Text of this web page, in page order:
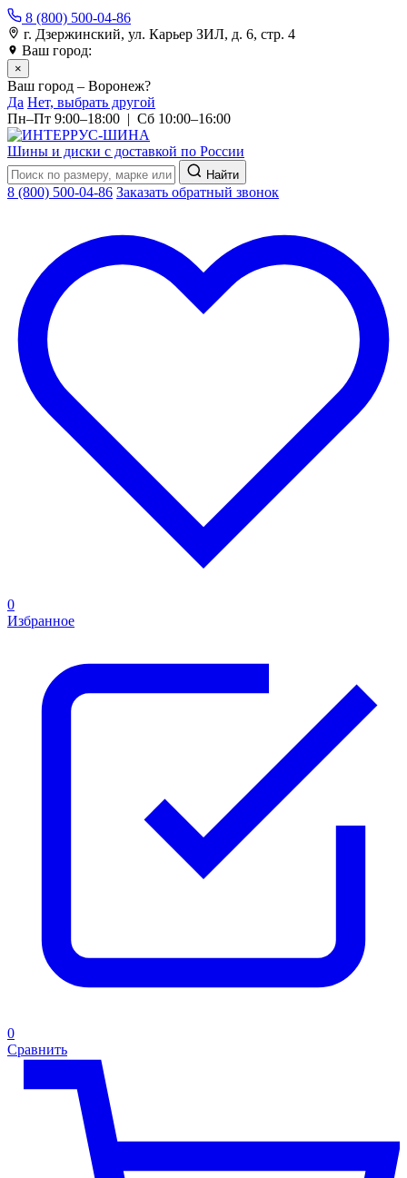
8 (800) 500-04-86
г. Дзержинский, ул. Карьер ЗИЛ, д. 6, стр. 4
Ваш город:
×
Ваш город – Воронеж?
Да Нет, выбрать другой
Пн–Пт 9:00–18:00 | Сб 10:00–16:00
Шины и диски с доставкой по России
Найти
8 (800) 500-04-86 Заказать обратный звонок
0
Избранное
0
Сравнить